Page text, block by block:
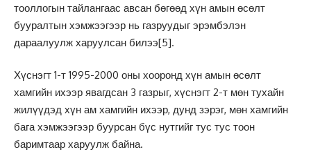
тооллогын тайлангаас авсан бөгөөд хүн амын өсөлт
бууралтын хэмжээгээр нь газруудыг эрэмбэлэн
дараалуулж харуулсан билээ[5].
Хүснэгт 1-т 1995-2000 оны хооронд хүн амын өсөлт
хамгийн ихээр явагдсан 3 газрыг, хүснэгт 2-т мөн тухайн
жилүүдэд хүн ам хамгийн ихээр, дунд зэрэг, мөн хамгийн
бага хэмжээгээр буурсан бүс нутгийг тус тус тоон
баримтаар харуулж байна.